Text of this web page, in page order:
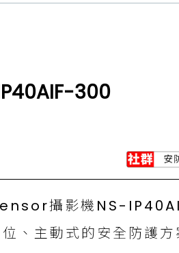
300
攝影機NS-
、主動式的安全防護方